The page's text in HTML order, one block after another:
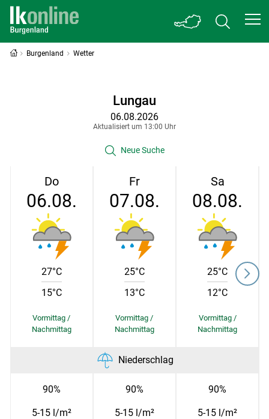
Skip to main content
Burgenland Wetter
Lungau
06.08.2026
Aktualisiert um 13:00 Uhr
Neue Suche
Do
06.08.
Fr
07.08.
Sa
08.08.
27°C
15°C
25°C
13°C
25°C
12°C
Niederschlag
90%
5-15 l/m²
90%
5-15 l/m²
90%
5-15 l/m²